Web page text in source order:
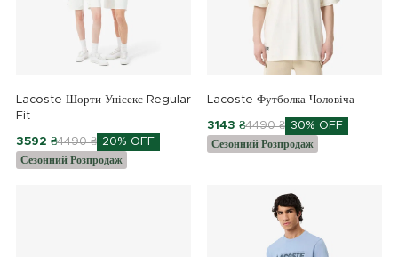
Lacoste Шорти Унісекс Regular
Fit
3592 ₴4490 ₴ 20% OFF
Сезонний Розпродаж
Lacoste Футболка Чоловіча
3143 ₴4490 ₴ 30% OFF
Сезонний Розпродаж